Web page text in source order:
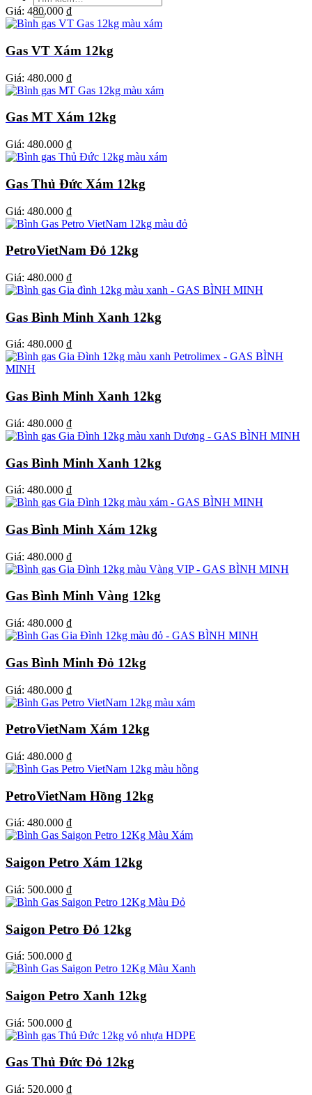
kiếm:
Giá: 480.000 ₫
Gas VT Xám 12kg
Giá: 480.000 ₫
Gas MT Xám 12kg
Giá: 480.000 ₫
Gas Thủ Đức Xám 12kg
Giá: 480.000 ₫
PetroVietNam Đỏ 12kg
Giá: 480.000 ₫
Gas Bình Minh Xanh 12kg
Giá: 480.000 ₫
Gas Bình Minh Xanh 12kg
Giá: 480.000 ₫
Gas Bình Minh Xanh 12kg
Giá: 480.000 ₫
Gas Bình Minh Xám 12kg
Giá: 480.000 ₫
Gas Bình Minh Vàng 12kg
Giá: 480.000 ₫
Gas Bình Minh Đỏ 12kg
Giá: 480.000 ₫
PetroVietNam Xám 12kg
Giá: 480.000 ₫
PetroVietNam Hồng 12kg
Giá: 480.000 ₫
Saigon Petro Xám 12kg
Giá: 500.000 ₫
Saigon Petro Đỏ 12kg
Giá: 500.000 ₫
Saigon Petro Xanh 12kg
Giá: 500.000 ₫
Gas Thủ Đức Đỏ 12kg
Giá: 520.000 ₫